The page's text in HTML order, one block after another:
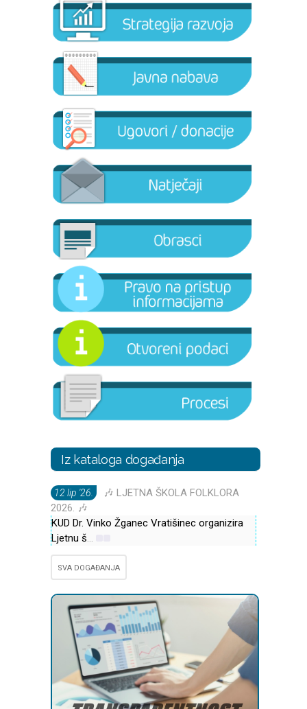
Iz kataloga događanja
12 lip '26.
🎶 LJETNA ŠKOLA FOLKLORA
2026. 🎶
KUD Dr. Vinko Žganec Vratišinec organizira
Ljetnu š...
SVA DOGAĐANJA